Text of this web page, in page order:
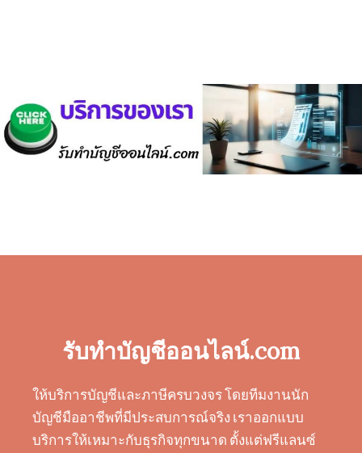
รับทำบัญชีออนไลน์.com
ให้บริการบัญชีและภาษีครบวงจร โดยทีมงานนัก
บัญชีมืออาชีพที่มีประสบการณ์จริง เราออกแบบ
บริการให้เหมาะกับธุรกิจทุกขนาด ตั้งแต่ฟรีแลนซ์